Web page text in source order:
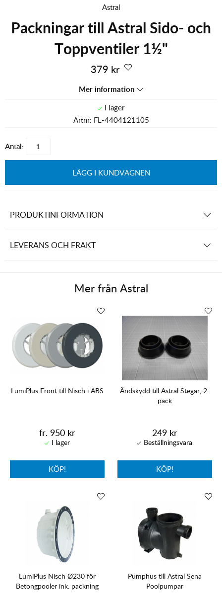
Astral
Packningar till Astral Sido- och
Toppventiler 1½"
379 kr
Mer information
Artnr: FL-4404121105
Antal:
LÄGG I KUNDVAGNEN
PRODUKTINFORMATION
LEVERANS OCH FRAKT
Mer från Astral
LumiPlus Front till Nisch i ABS
fr. 950 kr
KÖP!
Ändskydd till Astral Stegar, 2-
pack
249 kr
KÖP!
LumiPlus Nisch Ø230 för
Betongpooler ink. packning
Pumphus till Astral Sena
Poolpumpar